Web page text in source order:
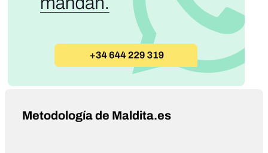
Metodología de Maldita.es